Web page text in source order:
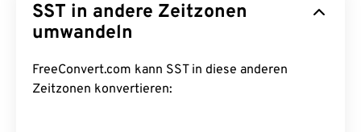
SST in andere Zeitzonen
umwandeln
FreeConvert.com kann SST in diese anderen
Zeitzonen konvertieren: